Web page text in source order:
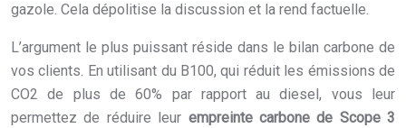
gazole. Cela dépolitise la discussion et la rend factuelle.
L’argument le plus puissant réside dans le bilan carbone de
vos clients. En utilisant du B100, qui réduit les émissions de
CO2 de plus de 60% par rapport au diesel, vous leur
permettez de réduire leur empreinte carbone de Scope 3